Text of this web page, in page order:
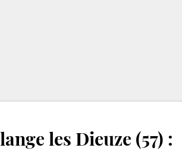
les Dieuze (57) :